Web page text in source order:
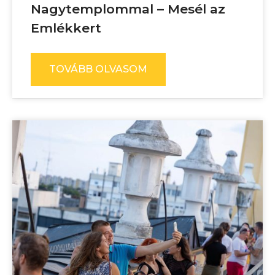
Nagytemplommal – Mesél az
Emlékkert
TOVÁBB OLVASOM